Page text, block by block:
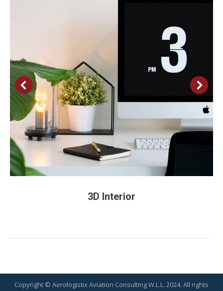
3D Interior
Copyright © Aerologistix Aviation Consulting W.L.L. 2024. All rights